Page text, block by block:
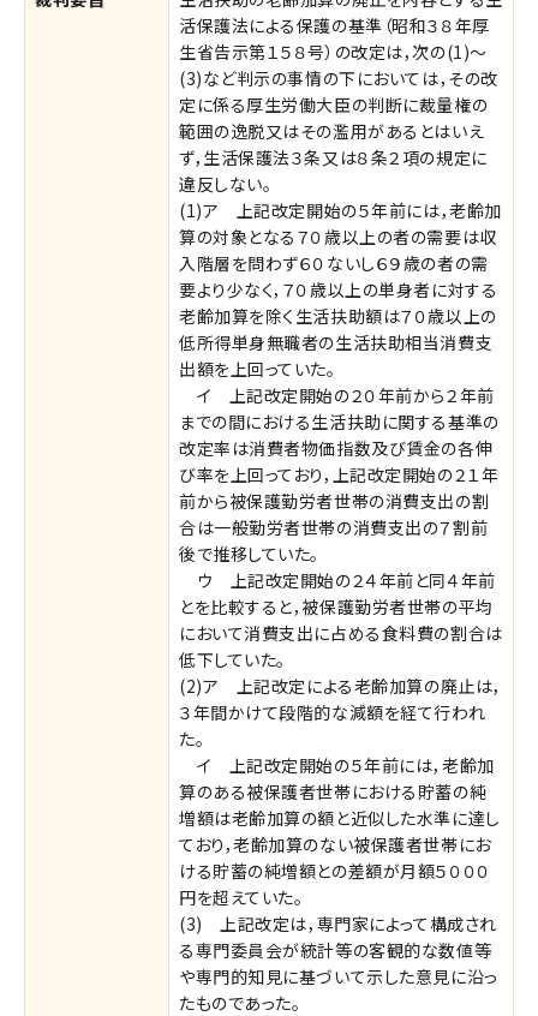
活保護法による保護の基準（昭和３８年厚
生省告示第１５８号）の改定は，次の(1)〜
(3)など判示の事情の下においては，その改
定に係る厚生労働大臣の判断に裁量権の
範囲の逸脱又はその濫用があるとはいえ
ず，生活保護法３条又は８条２項の規定に
違反しない。
(1)ア 上記改定開始の５年前には，老齢加
算の対象となる７０歳以上の者の需要は収
入階層を問わず６０ないし６９歳の者の需
要より少なく，７０歳以上の単身者に対する
老齢加算を除く生活扶助額は７０歳以上の
低所得単身無職者の生活扶助相当消費支
出額を上回っていた。
イ 上記改定開始の２０年前から２年前
までの間における生活扶助に関する基準の
改定率は消費者物価指数及び賃金の各伸
び率を上回っており，上記改定開始の２１年
前から被保護勤労者世帯の消費支出の割
合は一般勤労者世帯の消費支出の７割前
後で推移していた。
ウ 上記改定開始の２４年前と同４年前
とを比較すると，被保護勤労者世帯の平均
において消費支出に占める食料費の割合は
低下していた。
(2)ア 上記改定による老齢加算の廃止は，
３年間かけて段階的な減額を経て行われ
た。
イ 上記改定開始の５年前には，老齢加
算のある被保護者世帯における貯蓄の純
増額は老齢加算の額と近似した水準に達し
ており，老齢加算のない被保護者世帯にお
ける貯蓄の純増額との差額が月額５０００
円を超えていた。
(3) 上記改定は，専門家によって構成され
る専門委員会が統計等の客観的な数値等
や専門的知見に基づいて示した意見に沿っ
たものであった。